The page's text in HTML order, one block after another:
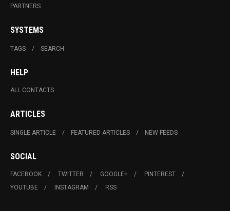
PARTNERS
SYSTEMS
TAGS SEARCH
HELP
ALL CONTACTS
ARTICLES
SINGLE ARTICLE FEATURED ARTICLES NEW FEEDS
SOCIAL
FACEBOOK TWITTER GOOGLE+
PINTEREST
YOUTUBE
INSTAGRAM RSS